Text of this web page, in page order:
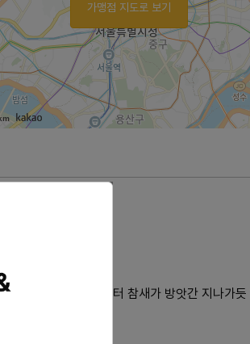
가맹점 지도로 보기
용품이 많아 예전부터 참새가 방앗간 지나가듯